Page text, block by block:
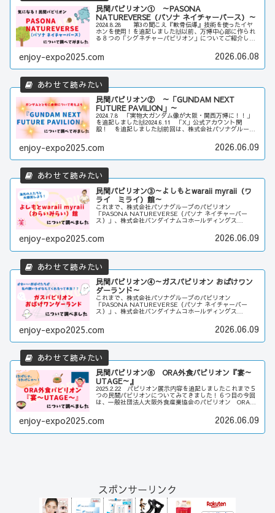
民間パビリオン① ～PASONA
NATUREVERSE（パソナ ネイチャーバース）～
2024.8.28 第3の聞こえ『軟骨伝導』技術を使ったイヤ
ホンを使用！を追記しました🙌以前、万博中心部に作られ
る８つの「シグネチャーパビリオン」についてご紹介しま
enjoy-expo2025.com 2026.06.08
民間パビリオン② ～「GUNDAM NEXT
FUTURE PAVILION」～
2024.7.8 「実物大ガンダム像が大阪・関西万博に！！」
を追記しました🙌2024.6.11 「X」公式アカウント開
設！ を追記しました🙌前回は、株式会社パソナグループ
enjoy-expo2025.com 2026.06.09
民間パビリオン③～よしもとwaraii myraii（ワ
ライ ミライ）館～
これまで、株式会社パソナグループのパビリオン
「PASONA NATUREVERSE（パソナ ネイチャーバー
ス）」、株式会社バンダイナムコホールディングス
enjoy-expo2025.com 2026.06.09
民間パビリオン④～ガスパビリオン おばけワン
ダーランド～
これまで、株式会社パソナグループのパビリオン
「PASONA NATUREVERSE（パソナ ネイチャーバー
ス）」、株式会社バンダイナムコホールディングス
enjoy-expo2025.com 2026.06.09
民間パビリオン⑥ ORA外食パビリオン『宴～
UTAGE～』
2025.2.22 パビリオン展示内容を追記しましたこれまで５
つの民間パビリオンについてみてきました！６つ目の今回
は、一般社団法人大阪外食産業協会のパビリオン ORA外
enjoy-expo2025.com 2026.06.09
スポンサーリンク